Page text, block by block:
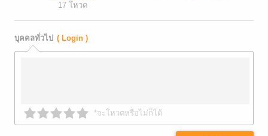
17 โหวต
บุคคลทั่วไป ( Login )
*จะโหวตหรือไม่ก็ได้